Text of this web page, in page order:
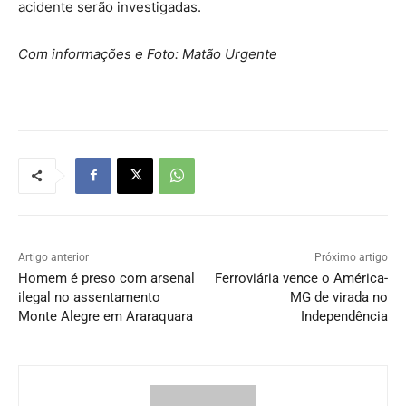
acidente serão investigadas.
Com informações e Foto: Matão Urgente
Artigo anterior
Homem é preso com arsenal
ilegal no assentamento
Monte Alegre em Araraquara
Próximo artigo
Ferroviária vence o América-
MG de virada no
Independência